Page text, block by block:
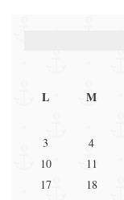
L M
3
4
10
11
17
18